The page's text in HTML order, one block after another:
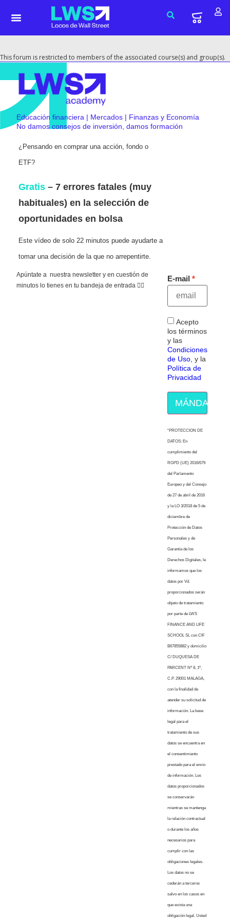
This forum is restricted to members of the associated course(s) and group(s).
Educación financiera | Mercados | Finanzas y Economía
No damos consejos de inversión, damos formación
¿Pensando en comprar una acción, fondo o
ETF?
Gratis – 7 errores fatales (muy
habituales) en la selección de
oportunidades en bolsa
Este vídeo de solo 22 minutos puede ayudarte a
tomar una decisión de la que no arrepentirte.
Apúntate a nuestra newsletter y en cuestión de
minutos lo tienes en tu bandeja de entrada 👇🏻
E-mail
Acepto
los términos
y las
Condiciones
de Uso, y la
Política de
Privacidad
MÁNDAME
“PROTECCION DE
DATOS: En
cumplimiento del
RGPD (UE) 2016/679
del Parlamento
Europeo y del Consejo
de 27 de abril de 2016
y la LO 3/2018 de 5 de
diciembre de
Protección de Datos
Personales y de
Garantía de los
Derechos Digitales, le
informamos que los
datos por Vd.
proporcionados serán
objeto de tratamiento
por parte de LWS
FINANCE AND LIFE
SCHOOL SL con CIF
B67855882 y domicilio
C/ DUQUESA DE
PARCENT Nº 8, 1º,
C.P. 29001 MALAGA,
con la finalidad de
atender su solicitud de
información. La base
legal para el
tratamiento de sus
datos se encuentra en
el consentimiento
prestado para el envío
de información. Los
datos proporcionados
se conservarán
mientras se mantenga
la relación contractual
o durante los años
necesarios para
cumplir con las
obligaciones legales.
Los datos no se
cederán a terceros
salvo en los casos en
que exista una
obligación legal. Usted